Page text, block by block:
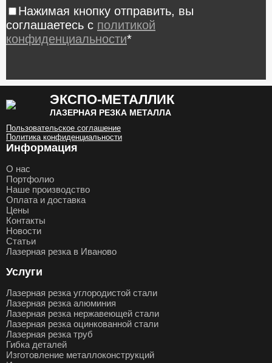
Нажимая кнопку отправить, вы
соглашаетесь с политикой
конфиденциальности*
ЭКСПО-МЕТАЛЛИК
ЛАЗЕРНАЯ РЕЗКА МЕТАЛЛА
Пользовательское соглашение
Политика конфиденциальности
Информация
О нас
Портфолио
Наше производство
Оплата и доставка
Цены
Контакты
Новости
Статьи
Лазерная резка в Иваново
Услуги
Лазерная резка углородистой стали
Лазерная резка алюминия
Лазерная резка нержавеющей стали
Лазерная резка оцинкованной стали
Лазерная резка труб
Гибка деталей
Изготовление металлоконструкций